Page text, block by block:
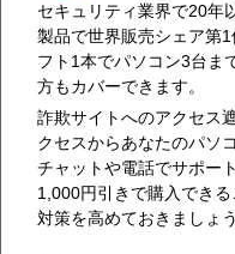
セキュリティ業界で20年
製品で世界販売シェア第
フト1本でパソコン3台ま
方もカバーできます。
詐欺サイトへのアクセス
クセスからあなたのパソ
チャットや電話でサポー
1,000円引きで購入でき
対策を高めておきましょう